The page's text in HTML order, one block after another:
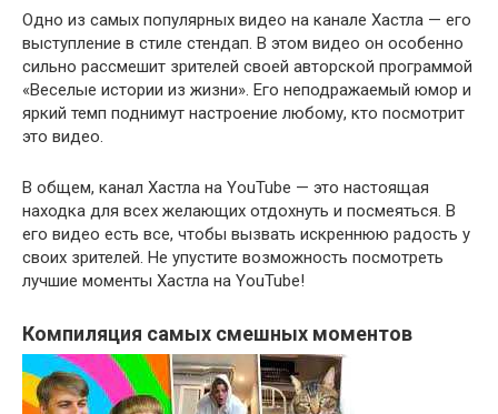
Одно из самых популярных видео на канале Хастла — его
выступление в стиле стендап. В этом видео он особенно
сильно рассмешит зрителей своей авторской программой
«Веселые истории из жизни». Его неподражаемый юмор и
яркий темп поднимут настроение любому, кто посмотрит
это видео.
В общем, канал Хастла на YouTube — это настоящая
находка для всех желающих отдохнуть и посмеяться. В
его видео есть все, чтобы вызвать искреннюю радость у
своих зрителей. Не упустите возможность посмотреть
лучшие моменты Хастла на YouTube!
Компиляция самых смешных моментов